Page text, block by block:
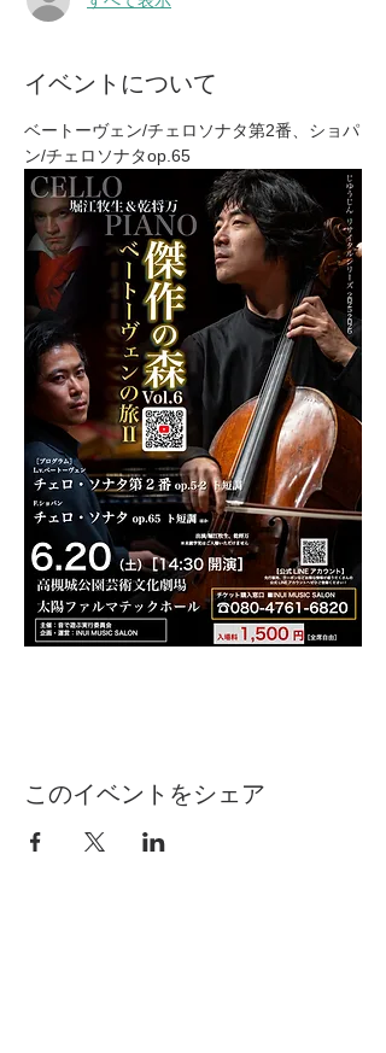
イベントについて
ベートーヴェン/チェロソナタ第2番、ショパ
ン/チェロソナタop.65
このイベントをシェア